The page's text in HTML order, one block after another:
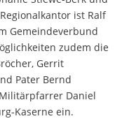
ist Ralf
Gemeindeverbund
zudem die
Gerrit
Pater Bernd
Daniel
Kaserne ein.